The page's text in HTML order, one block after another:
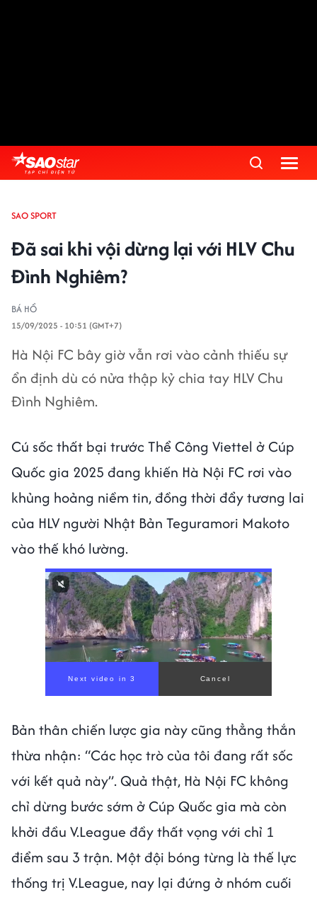
SAO SPORT
Đã sai khi vội dừng lại với HLV Chu
Đình Nghiêm?
BÁ HỔ
15/09/2025 - 10:51 (GMT+7)
Hà Nội FC bây giờ vẫn rơi vào cảnh thiếu sự
ổn định dù có nửa thập kỷ chia tay HLV Chu
Đình Nghiêm.
Cú sốc thất bại trước Thể Công Viettel ở Cúp
Quốc gia 2025 đang khiến Hà Nội FC rơi vào
khủng hoảng niềm tin, đồng thời đẩy tương lai
của HLV người Nhật Bản Teguramori Makoto
vào thế khó lường.
Bản thân chiến lược gia này cũng thẳng thắn
thừa nhận: “Các học trò của tôi đang rất sốc
với kết quả này”. Quả thật, Hà Nội FC không
chỉ dừng bước sớm ở Cúp Quốc gia mà còn
khởi đầu V.League đầy thất vọng với chỉ 1
điểm sau 3 trận. Một đội bóng từng là thế lực
thống trị V.League, nay lại đứng ở nhóm cuối